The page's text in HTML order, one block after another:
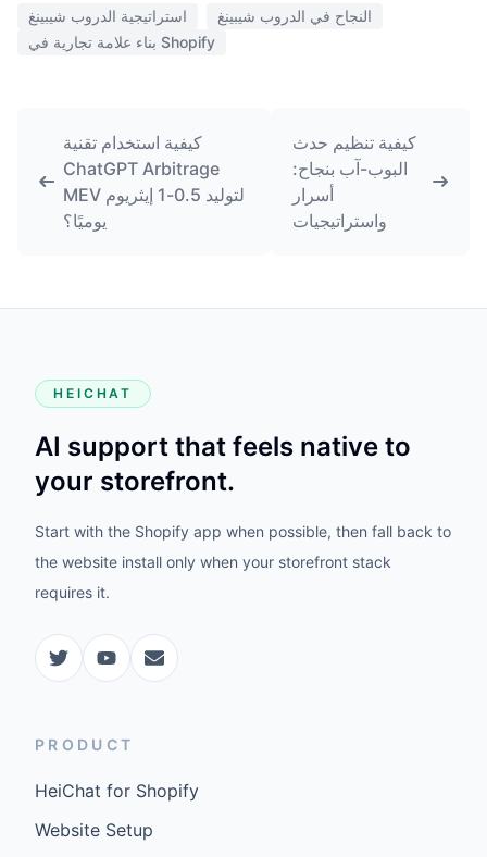
استراتيجية الدروب شيبينغ
النجاح في الدروب شيبينغ
بناء علامة تجارية في Shopify
كيفية استخدام تقنية
ChatGPT Arbitrage
MEV لتوليد 0.5-1 إيثريوم
يوميًا؟
كيفية تنظيم حدث
البوب-آب بنجاح:
أسرار
واستراتيجيات
HEICHAT
AI support that feels native to
your storefront.
Start with the Shopify app when possible, then fall back to
the website install only when your storefront stack
requires it.
PRODUCT
HeiChat for Shopify
Website Setup